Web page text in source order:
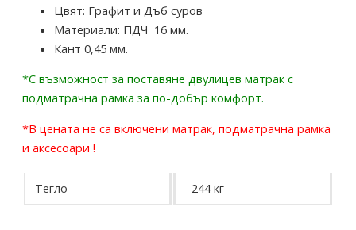
Цвят: Графит и Дъб суров
Материали: ПДЧ 16 мм.
Кант 0,45 мм.
*С възможност за поставяне двулицев матрак с
подматрачна рамка за по-добър комфорт.
*В цената не са включени матрак, подматрачна рамка
и аксесоари !
Тегло 244 кг